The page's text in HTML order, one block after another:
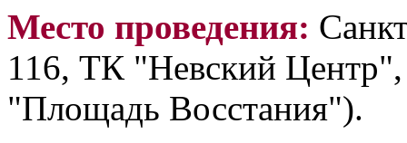
Место проведения:
116, ТК "Невский
"Площадь Восстания").